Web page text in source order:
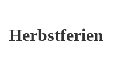
Herbstferien